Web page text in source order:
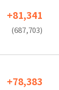
+81,341
(687,703)
+78,383